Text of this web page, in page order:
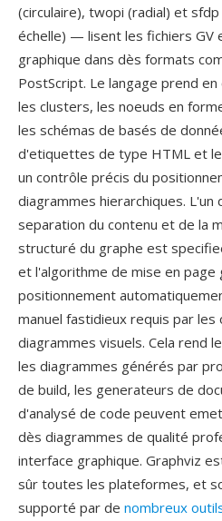
(circulaire), twopi (radial) et
échelle) — lisent les fichiers GV
graphique dans dès formats
PostScript. Le langage prend
les clusters, les noeuds en
les schémas de basés de
d'etiquettes de type HTML et
un contrôle précis du
diagrammes hierarchiques. L'un
separation du contenu et de la
structuré du graphe est
et l'algorithme de mise en page
positionnement
manuel fastidieux requis par
diagrammes visuels. Cela rend
les diagrammes générés par
de build, les generateurs de
d'analysé de code peuvent
dès diagrammes de qualité
interface graphique. Graphviz
sûr toutes les plateformes, et
supporté par de nombreux